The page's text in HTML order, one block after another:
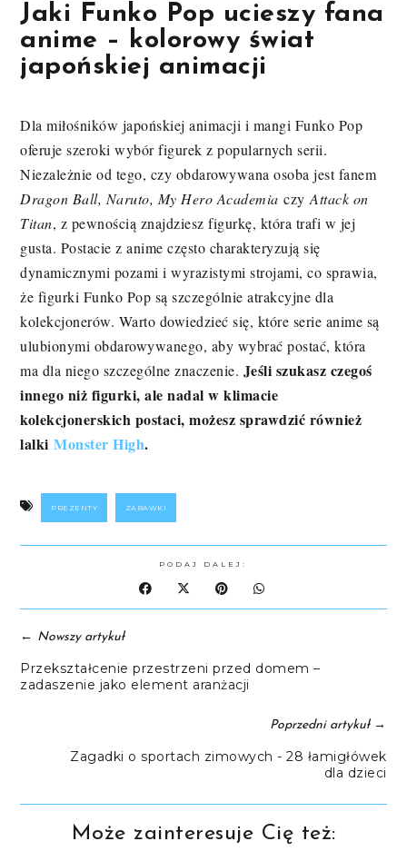
Jaki Funko Pop ucieszy fana
anime – kolorowy świat
japońskiej animacji
Dla miłośników japońskiej animacji i mangi Funko Pop
oferuje szeroki wybór figurek z popularnych serii.
Niezależnie od tego, czy obdarowywana osoba jest fanem
Dragon Ball, Naruto, My Hero Academia czyAttack on
Titan, z pewnością znajdziesz figurkę, która trafi w jej
gusta. Postacie z anime często charakteryzują się
dynamicznymi pozami i wyrazistymi strojami, co sprawia,
że figurki Funko Pop są szczególnie atrakcyjne dla
kolekcjonerów. Warto dowiedzieć się, które serie anime są
ulubionymi obdarowywanego, aby wybrać postać, która
ma dla niego szczególne znaczenie. Jeśli szukasz czegoś
innego niż figurki, ale nadal w klimacie
kolekcjonerskich postaci, możesz sprawdzić również
lalkiMonster High.
PREZENTY ZABAWKI
PODAJ DALEJ:
← Nowszy artykuł
Przekształcenie przestrzeni przed domem –
zadaszenie jako element aranżacji
Poprzedni artykuł→
Zagadki o sportach zimowych - 28 łamigłówek
dla dzieci
Może zainteresuje Cię też: